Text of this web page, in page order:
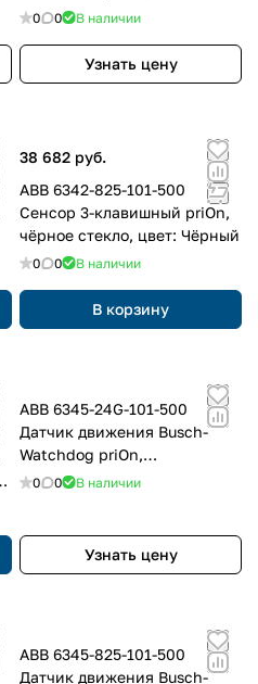
0 0 В наличии
Узнать цену
38 682 руб.
ABB 6342-825-101-500
Сенсор 3-клавишный priOn,
чёрное стекло, цвет: Чёрный
0 0 В наличии
В корзину
ABB 6345-24G-101-500
Датчик движения Busch-
Watchdog priOn,
мультилинза 180, белый
0 0 В наличии
Узнать цену
ABB 6345-825-101-500
Датчик движения Busch-